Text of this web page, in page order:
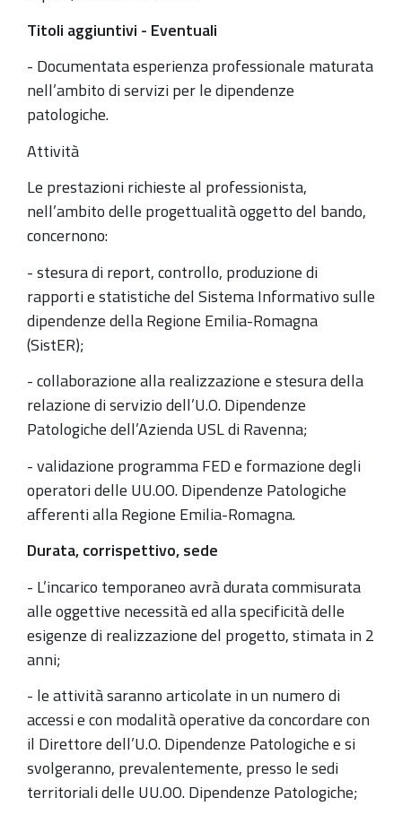
Titoli aggiuntivi - Eventuali
- Documentata esperienza professionale maturata
nell’ambito di servizi per le dipendenze
patologiche.
Attività
Le prestazioni richieste al professionista,
nell’ambito delle progettualità oggetto del bando,
concernono:
- stesura di report, controllo, produzione di
rapporti e statistiche del Sistema Informativo sulle
dipendenze della Regione Emilia-Romagna
(SistER);
- collaborazione alla realizzazione e stesura della
relazione di servizio dell’U.O. Dipendenze
Patologiche dell’Azienda USL di Ravenna;
- validazione programma FED e formazione degli
operatori delle UU.OO. Dipendenze Patologiche
afferenti alla Regione Emilia-Romagna.
Durata, corrispettivo, sede
- L’incarico temporaneo avrà durata commisurata
alle oggettive necessità ed alla specificità delle
esigenze di realizzazione del progetto, stimata in 2
anni;
- le attività saranno articolate in un numero di
accessi e con modalità operative da concordare con
il Direttore dell’U.O. Dipendenze Patologiche e si
svolgeranno, prevalentemente, presso le sedi
territoriali delle UU.OO. Dipendenze Patologiche;